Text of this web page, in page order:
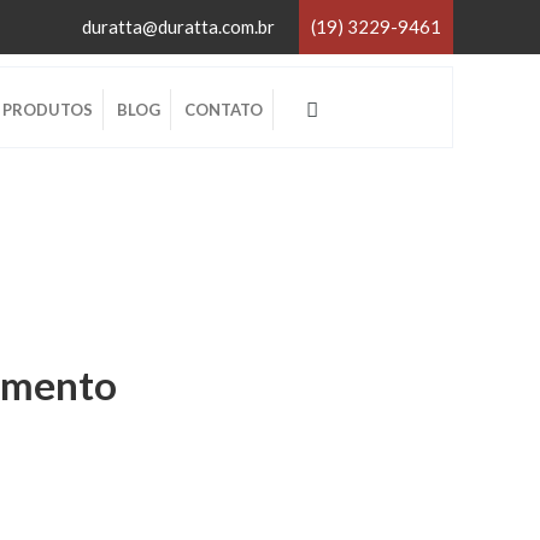
duratta@duratta.com.br (19) 3229-9461
PRODUTOS BLOG CONTATO
×